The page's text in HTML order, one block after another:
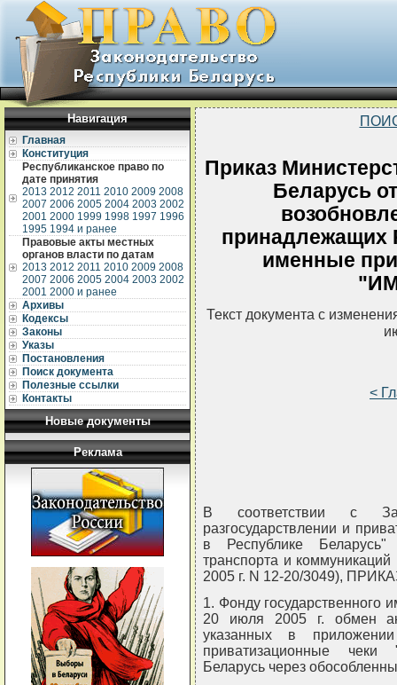
Навигация
Главная
Конституция
Республиканское право по
дате принятия
2013 2012 2011 2010 2009 2008
2007 2006 2005 2004 2003 2002
2001 2000 1999 1998 1997 1996
1995 1994 и ранее
Правовые акты местных
органов власти по датам
2013 2012 2011 2010 2009 2008
2007 2006 2005 2004 2003 2002
2001 2000 и ранее
Архивы
Кодексы
Законы
Указы
Постановления
Поиск документа
Полезные ссылки
Контакты
Новые документы
Реклама
Приказ
Беларусь
принадлежащих
именные
Текст документа с
<
В соответствии с
разгосударствлении и
в Республике
транспорта и
2005 г. N 12-20/3049),
1. Фонду государственного
20 июля 2005 г. обмен
указанных в
приватизационные чеки
Беларусь через